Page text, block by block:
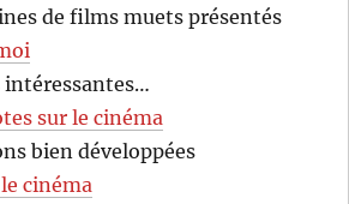
de films muets présentés
intéressantes…
sur le cinéma
bien développées
cinéma